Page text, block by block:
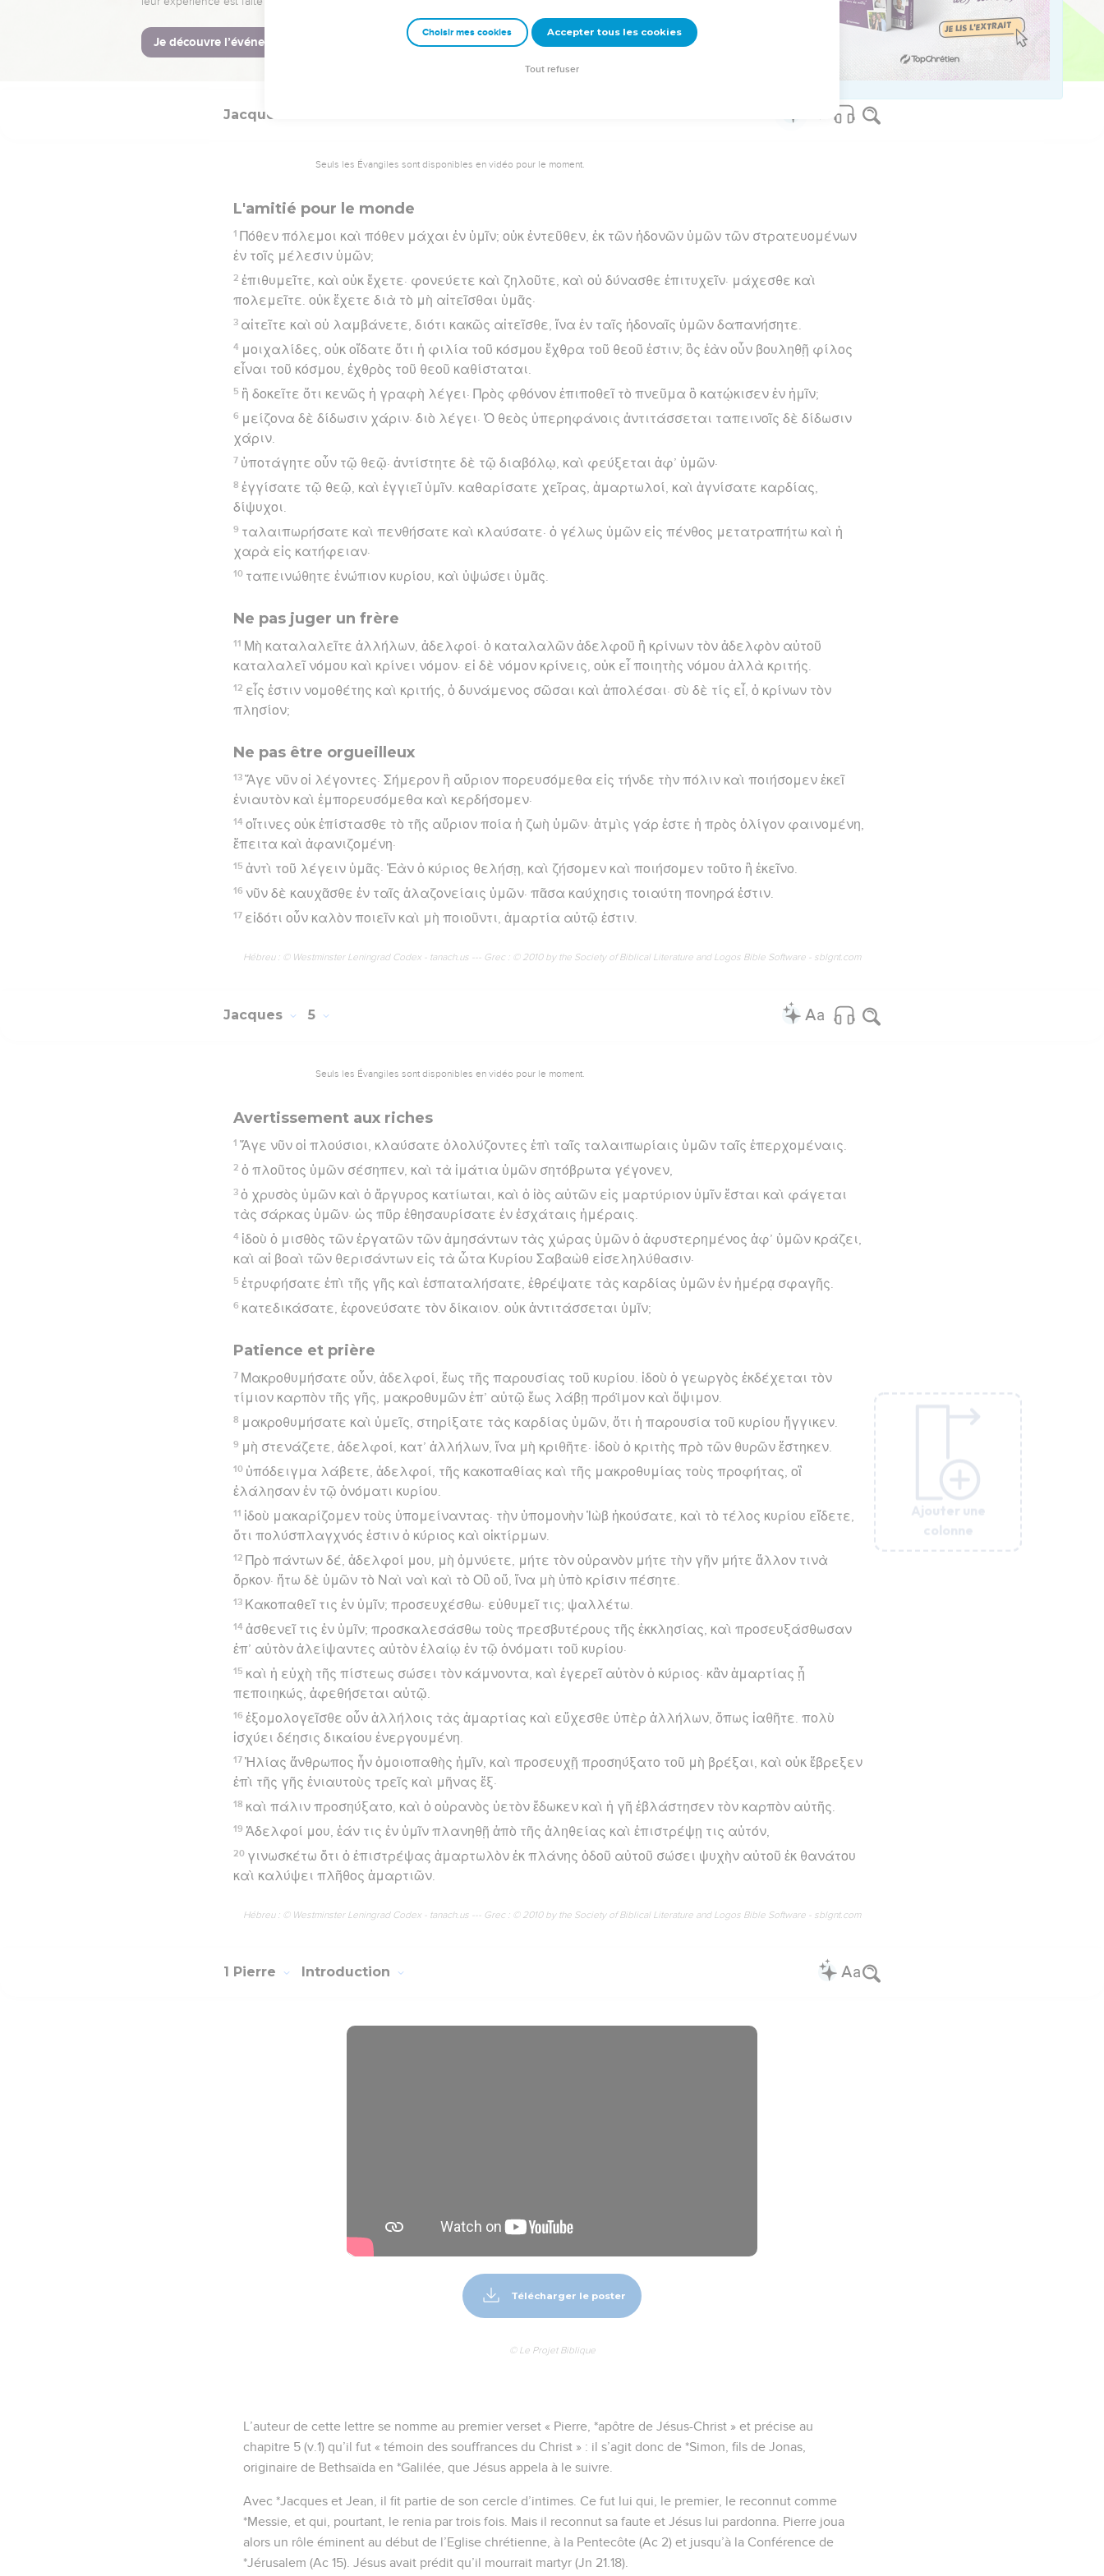
18 καρπὸς δὲ δικαιοσύνης ἐν εἰρήνῃ σπείρεται τοῖς ποιοῦσιν εἰρήνην.
Hébreu : © Westminster Leningrad Codex - tanach.us --- Grec : © 2010 by the Society of Biblical Literature and Logos Bible Software - sblgnt.com
Ajouter une
colonne
Jacques
Seuls les Évangiles sont disponibles en vidéo pour le moment.
L'amitié pour le monde
1 Πόθεν πόλεμοι καὶ πόθεν μάχαι ἐν ὑμῖν; οὐκ ἐντεῦθεν, ἐκ τῶν ἡδονῶν ὑμῶν τῶν στρατευομένων
ἐν τοῖς μέλεσιν ὑμῶν;
2 ἐπιθυμεῖτε, καὶ οὐκ ἔχετε· φονεύετε καὶ ζηλοῦτε, καὶ οὐ δύνασθε ἐπιτυχεῖν· μάχεσθε καὶ
πολεμεῖτε. οὐκ ἔχετε διὰ τὸ μὴ αἰτεῖσθαι ὑμᾶς·
3 αἰτεῖτε καὶ οὐ λαμβάνετε, διότι κακῶς αἰτεῖσθε, ἵνα ἐν ταῖς ἡδοναῖς ὑμῶν δαπανήσητε.
4 μοιχαλίδες, οὐκ οἴδατε ὅτι ἡ φιλία τοῦ κόσμου ἔχθρα τοῦ θεοῦ ἐστιν; ὃς ἐὰν οὖν βουληθῇ φίλος
εἶναι τοῦ κόσμου, ἐχθρὸς τοῦ θεοῦ καθίσταται.
5 ἢ δοκεῖτε ὅτι κενῶς ἡ γραφὴ λέγει· Πρὸς φθόνον ἐπιποθεῖ τὸ πνεῦμα ὃ κατῴκισεν ἐν ἡμῖν;
6 μείζονα δὲ δίδωσιν χάριν· διὸ λέγει· Ὁ θεὸς ὑπερηφάνοις ἀντιτάσσεται ταπεινοῖς δὲ δίδωσιν
χάριν.
7 ὑποτάγητε οὖν τῷ θεῷ· ἀντίστητε δὲ τῷ διαβόλῳ, καὶ φεύξεται ἀφ’ ὑμῶν·
8 ἐγγίσατε τῷ θεῷ, καὶ ἐγγιεῖ ὑμῖν. καθαρίσατε χεῖρας, ἁμαρτωλοί, καὶ ἁγνίσατε καρδίας,
δίψυχοι.
9 ταλαιπωρήσατε καὶ πενθήσατε καὶ κλαύσατε· ὁ γέλως ὑμῶν εἰς πένθος μετατραπήτω καὶ ἡ
χαρὰ εἰς κατήφειαν·
10 ταπεινώθητε ἐνώπιον κυρίου, καὶ ὑψώσει ὑμᾶς.
Ne pas juger un frère
11 Μὴ καταλαλεῖτε ἀλλήλων, ἀδελφοί· ὁ καταλαλῶν ἀδελφοῦ ἢ κρίνων τὸν ἀδελφὸν αὐτοῦ
καταλαλεῖ νόμου καὶ κρίνει νόμον· εἰ δὲ νόμον κρίνεις, οὐκ εἶ ποιητὴς νόμου ἀλλὰ κριτής.
12 εἷς ἐστιν νομοθέτης καὶ κριτής, ὁ δυνάμενος σῶσαι καὶ ἀπολέσαι· σὺ δὲ τίς εἶ, ὁ κρίνων τὸν
πλησίον;
Ne pas être orgueilleux
13 Ἄγε νῦν οἱ λέγοντες· Σήμερον ἢ αὔριον πορευσόμεθα εἰς τήνδε τὴν πόλιν καὶ ποιήσομεν ἐκεῖ
ἐνιαυτὸν καὶ ἐμπορευσόμεθα καὶ κερδήσομεν·
14 οἵτινες οὐκ ἐπίστασθε τὸ τῆς αὔριον ποία ἡ ζωὴ ὑμῶν· ἀτμὶς γάρ ἐστε ἡ πρὸς ὀλίγον φαινομένη,
ἔπειτα καὶ ἀφανιζομένη·
15 ἀντὶ τοῦ λέγειν ὑμᾶς· Ἐὰν ὁ κύριος θελήσῃ, καὶ ζήσομεν καὶ ποιήσομεν τοῦτο ἢ ἐκεῖνο.
16 νῦν δὲ καυχᾶσθε ἐν ταῖς ἀλαζονείαις ὑμῶν· πᾶσα καύχησις τοιαύτη πονηρά ἐστιν.
17 εἰδότι οὖν καλὸν ποιεῖν καὶ μὴ ποιοῦντι, ἁμαρτία αὐτῷ ἐστιν.
Hébreu : © Westminster Leningrad Codex - tanach.us --- Grec : © 2010 by the Society of Biblical Literature and Logos Bible Software - sblgnt.com
Ajouter une
colonne
Jacques 5
Seuls les Évangiles sont disponibles en vidéo pour le moment.
Avertissement aux riches
1 Ἄγε νῦν οἱ πλούσιοι, κλαύσατε ὀλολύζοντες ἐπὶ ταῖς ταλαιπωρίαις ὑμῶν ταῖς ἐπερχομέναις.
2 ὁ πλοῦτος ὑμῶν σέσηπεν, καὶ τὰ ἱμάτια ὑμῶν σητόβρωτα γέγονεν,
3 ὁ χρυσὸς ὑμῶν καὶ ὁ ἄργυρος κατίωται, καὶ ὁ ἰὸς αὐτῶν εἰς μαρτύριον ὑμῖν ἔσται καὶ φάγεται
τὰς σάρκας ὑμῶν· ὡς πῦρ ἐθησαυρίσατε ἐν ἐσχάταις ἡμέραις.
4 ἰδοὺ ὁ μισθὸς τῶν ἐργατῶν τῶν ἀμησάντων τὰς χώρας ὑμῶν ὁ ἀφυστερημένος ἀφ’ ὑμῶν κράζει,
καὶ αἱ βοαὶ τῶν θερισάντων εἰς τὰ ὦτα Κυρίου Σαβαὼθ εἰσεληλύθασιν·
5 ἐτρυφήσατε ἐπὶ τῆς γῆς καὶ ἐσπαταλήσατε, ἐθρέψατε τὰς καρδίας ὑμῶν ἐν ἡμέρᾳ σφαγῆς.
6 κατεδικάσατε, ἐφονεύσατε τὸν δίκαιον. οὐκ ἀντιτάσσεται ὑμῖν;
Patience et prière
7 Μακροθυμήσατε οὖν, ἀδελφοί, ἕως τῆς παρουσίας τοῦ κυρίου. ἰδοὺ ὁ γεωργὸς ἐκδέχεται τὸν
τίμιον καρπὸν τῆς γῆς, μακροθυμῶν ἐπ’ αὐτῷ ἕως λάβῃ πρόϊμον καὶ ὄψιμον.
8 μακροθυμήσατε καὶ ὑμεῖς, στηρίξατε τὰς καρδίας ὑμῶν, ὅτι ἡ παρουσία τοῦ κυρίου ἤγγικεν.
9 μὴ στενάζετε, ἀδελφοί, κατ’ ἀλλήλων, ἵνα μὴ κριθῆτε· ἰδοὺ ὁ κριτὴς πρὸ τῶν θυρῶν ἕστηκεν.
10 ὑπόδειγμα λάβετε, ἀδελφοί, τῆς κακοπαθίας καὶ τῆς μακροθυμίας τοὺς προφήτας, οἳ
ἐλάλησαν ἐν τῷ ὀνόματι κυρίου.
11 ἰδοὺ μακαρίζομεν τοὺς ὑπομείναντας· τὴν ὑπομονὴν Ἰὼβ ἠκούσατε, καὶ τὸ τέλος κυρίου εἴδετε,
ὅτι πολύσπλαγχνός ἐστιν ὁ κύριος καὶ οἰκτίρμων.
12 Πρὸ πάντων δέ, ἀδελφοί μου, μὴ ὀμνύετε, μήτε τὸν οὐρανὸν μήτε τὴν γῆν μήτε ἄλλον τινὰ
ὅρκον· ἤτω δὲ ὑμῶν τὸ Ναὶ ναὶ καὶ τὸ Οὒ οὔ, ἵνα μὴ ὑπὸ κρίσιν πέσητε.
13 Κακοπαθεῖ τις ἐν ὑμῖν; προσευχέσθω· εὐθυμεῖ τις; ψαλλέτω.
14 ἀσθενεῖ τις ἐν ὑμῖν; προσκαλεσάσθω τοὺς πρεσβυτέρους τῆς ἐκκλησίας, καὶ προσευξάσθωσαν
ἐπ’ αὐτὸν ἀλείψαντες αὐτὸν ἐλαίῳ ἐν τῷ ὀνόματι τοῦ κυρίου·
15 καὶ ἡ εὐχὴ τῆς πίστεως σώσει τὸν κάμνοντα, καὶ ἐγερεῖ αὐτὸν ὁ κύριος· κἂν ἁμαρτίας ᾖ
πεποιηκώς, ἀφεθήσεται αὐτῷ.
16 ἐξομολογεῖσθε οὖν ἀλλήλοις τὰς ἁμαρτίας καὶ εὔχεσθε ὑπὲρ ἀλλήλων, ὅπως ἰαθῆτε. πολὺ
ἰσχύει δέησις δικαίου ἐνεργουμένη.
17 Ἠλίας ἄνθρωπος ἦν ὁμοιοπαθὴς ἡμῖν, καὶ προσευχῇ προσηύξατο τοῦ μὴ βρέξαι, καὶ οὐκ ἔβρεξεν
ἐπὶ τῆς γῆς ἐνιαυτοὺς τρεῖς καὶ μῆνας ἕξ·
18 καὶ πάλιν προσηύξατο, καὶ ὁ οὐρανὸς ὑετὸν ἔδωκεν καὶ ἡ γῆ ἐβλάστησεν τὸν καρπὸν αὐτῆς.
19 Ἀδελφοί μου, ἐάν τις ἐν ὑμῖν πλανηθῇ ἀπὸ τῆς ἀληθείας καὶ ἐπιστρέψῃ τις αὐτόν,
20 γινωσκέτω ὅτι ὁ ἐπιστρέψας ἁμαρτωλὸν ἐκ πλάνης ὁδοῦ αὐτοῦ σώσει ψυχὴν αὐτοῦ ἐκ θανάτου
καὶ καλύψει πλῆθος ἁμαρτιῶν.
Hébreu : © Westminster Leningrad Codex - tanach.us --- Grec : © 2010 by the Society of Biblical Literature and Logos Bible Software - sblgnt.com
Ajouter une
colonne
1 Pierre Introduction
Télécharger le poster
© Le Projet Biblique
L’auteur de cette lettre se nomme au premier verset « Pierre, *apôtre de Jésus-Christ » et précise au
chapitre 5 (v.1) qu’il fut « témoin des souffrances du Christ » : il s’agit donc de *Simon, fils de Jonas,
originaire de Bethsaïda en *Galilée, que Jésus appela à le suivre.
Avec *Jacques et Jean, il fit partie de son cercle d’intimes. Ce fut lui qui, le premier, le reconnut comme
*Messie, et qui, pourtant, le renia par trois fois. Mais il reconnut sa faute et Jésus lui pardonna. Pierre joua
alors un rôle éminent au début de l’Eglise chrétienne, à la Pentecôte (Ac 2) et jusqu’à la Conférence de
*Jérusalem (Ac 15). Jésus avait prédit qu’il mourrait martyr (Jn 21.18).
Ajouter une
colonne
Ajouter une
colonne
Choisir mes cookies Accepter tous les cookies
Tout refuser